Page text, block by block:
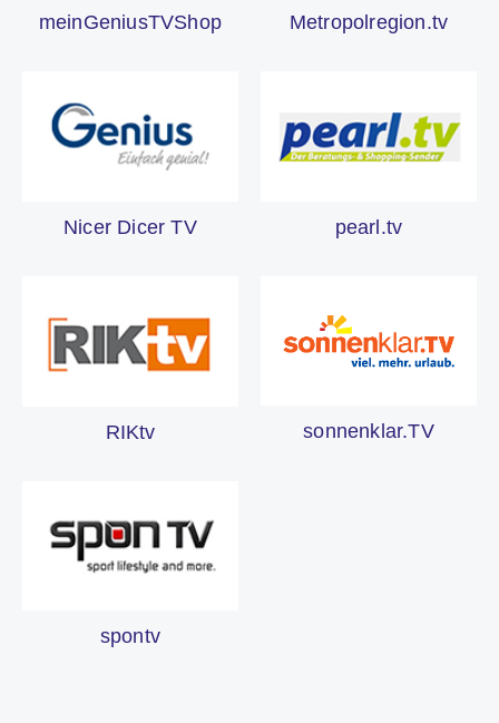
meinGeniusTVShop Metropolregion.tv
Nicer Dicer TV pearl.tv
RIKtv sonnenklar.TV
spontv